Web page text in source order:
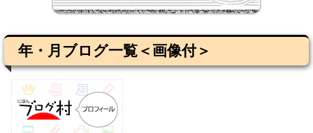
年・月ブログ一覧＜画像付＞